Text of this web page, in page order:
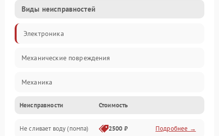
Виды неисправностей
Электроника
Механические повреждения
Механика
Электропитание
Водоснабжение
Неисправности Стоимость
Не сливает воду (помпа) 2500 ₽ Подробнее →